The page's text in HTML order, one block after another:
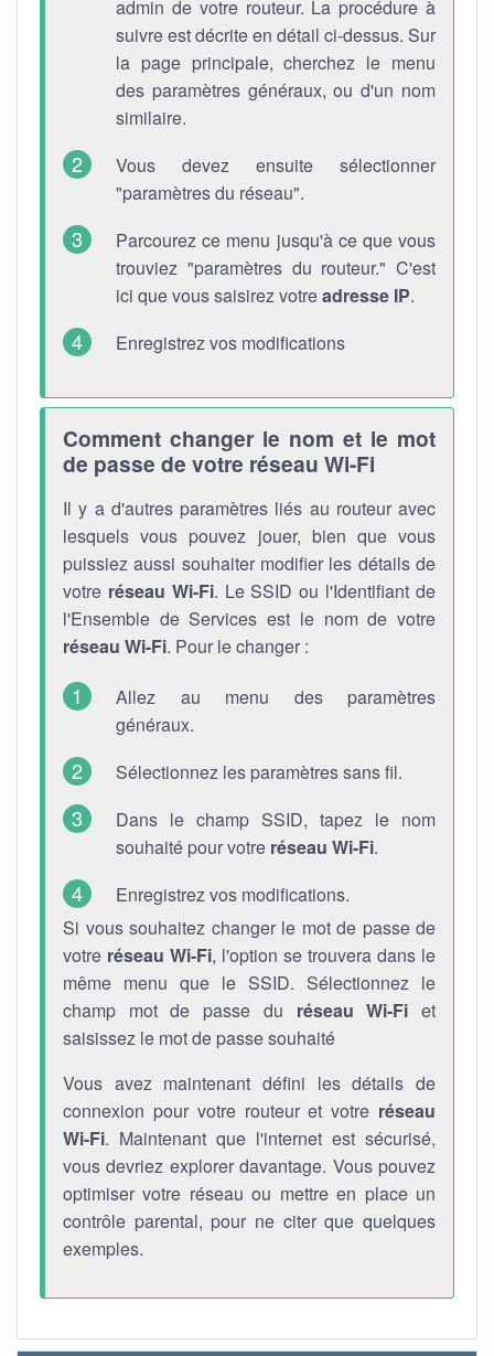
admin de votre routeur. La procédure à
suivre est décrite en détail ci-dessus. Sur
la page principale, cherchez le menu
des paramètres généraux, ou d'un nom
similaire.
Vous devez ensuite sélectionner
"paramètres du réseau".
Parcourez ce menu jusqu'à ce que vous
trouviez "paramètres du routeur." C'est
ici que vous saisirez votreadresse IP.
Enregistrez vos modifications
Comment changer le nom et le mot
de passe de votre réseau Wi-Fi
Il y a d'autres paramètres liés au routeur avec
lesquels vous pouvez jouer, bien que vous
puissiez aussi souhaiter modifier les détails de
votre réseau Wi-Fi. Le SSID ou l'Identifiant de
l'Ensemble de Services est le nom de votre
réseau Wi-Fi. Pour le changer :
Allez au menu des paramètres
généraux.
Sélectionnez les paramètres sans fil.
Dans le champ SSID, tapez le nom
souhaité pour votre réseau Wi-Fi.
Enregistrez vos modifications.
Si vous souhaitez changer le mot de passe de
votre réseau Wi-Fi, l'option se trouvera dans le
même menu que le SSID. Sélectionnez le
champ mot de passe du réseau Wi-Fi et
saisissez le mot de passe souhaité
Vous avez maintenant défini les détails de
connexion pour votre routeur et votre réseau
Wi-Fi. Maintenant que l'internet est sécurisé,
vous devriez explorer davantage. Vous pouvez
optimiser votre réseau ou mettre en place un
contrôle parental, pour ne citer que quelques
exemples.